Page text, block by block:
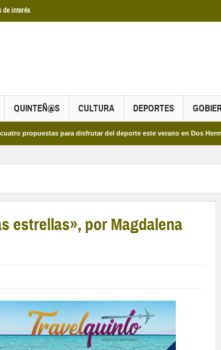
de interés
QUINTEÑ@S CULTURA DEPORTES
para disfrutar del deporte este verano en Dos Hermanas
estrellas», por Magdalena